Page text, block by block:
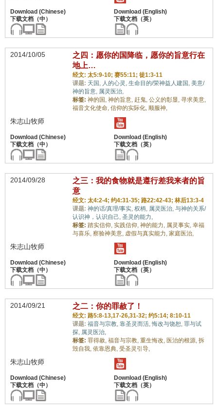
2014/10/05
之四：愿你的国降临，愿你的旨意行在
地上…
经文: 太5:9-10; 赛55:11; 徒1:3-11
课题: 天国, 人的心灵, 生命目的/荣神益人建国, 美意/
神的旨意, 属灵医治,
标签: 神的国, 神的旨意, 赶鬼, 公义的彰显, 寻求美意,
福音文化使命, 信仰的实际化, 顺服神,
朱志山牧师
2014/09/28
之三：我的食物就是遵行差我来者的旨
意
经文: 太4:2-4; 约4:31-35; 路22:42-43; 林后13:3-4
课题: 神的话/真理/事实, 权柄, 属灵医治, 与神的关系/
认识神，认识自己, 圣灵的能力,
标签: 踏实信仰, 实践信仰, 神的能力, 属灵事实, 幸福
与喜乐, 察验神美意, 虚假与真实能力, 家庭医治,
朱志山牧师
2014/09/21 之二：你的罪赦了！
经文: 路5:8-13,17-26,31-32; 约5:14; 8:10-11
课题: 福音与宗教, 靠圣灵而活, 悔改与饶恕, 罪与试
探, 属灵医治,
标签: 罪得赦, 福音与宗教, 重生悔改, 医治的根源, 拆
毁自我, 依靠恩典, 受圣灵引导,
朱志山牧师